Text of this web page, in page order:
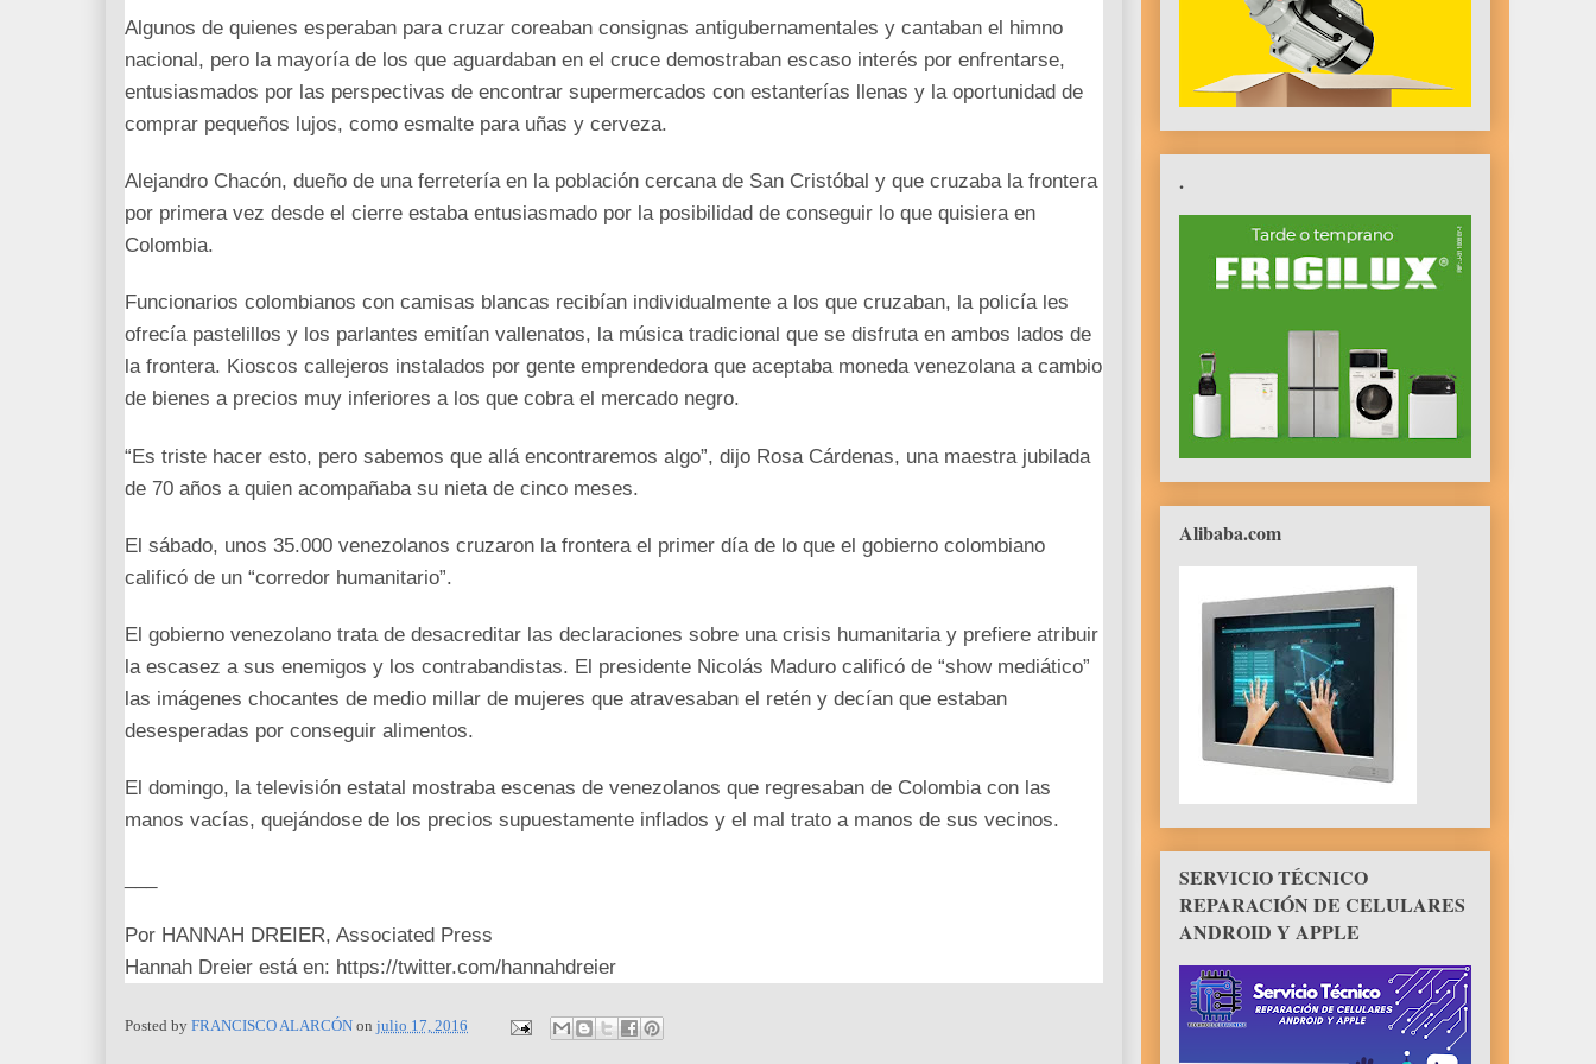
Algunos de quienes esperaban para cruzar coreaban consignas antigubernamentales y cantaban el himno
nacional, pero la mayoría de los que aguardaban en el cruce demostraban escaso interés por enfrentarse,
entusiasmados por las perspectivas de encontrar supermercados con estanterías llenas y la oportunidad de
comprar pequeños lujos, como esmalte para uñas y cerveza.
Alejandro Chacón, dueño de una ferretería en la población cercana de San Cristóbal y que cruzaba la frontera
por primera vez desde el cierre estaba entusiasmado por la posibilidad de conseguir lo que quisiera en
Colombia.
Funcionarios colombianos con camisas blancas recibían individualmente a los que cruzaban, la policía les
ofrecía pastelillos y los parlantes emitían vallenatos, la música tradicional que se disfruta en ambos lados de
la frontera. Kioscos callejeros instalados por gente emprendedora que aceptaba moneda venezolana a cambio
de bienes a precios muy inferiores a los que cobra el mercado negro.
“Es triste hacer esto, pero sabemos que allá encontraremos algo”, dijo Rosa Cárdenas, una maestra jubilada
de 70 años a quien acompañaba su nieta de cinco meses.
El sábado, unos 35.000 venezolanos cruzaron la frontera el primer día de lo que el gobierno colombiano
calificó de un “corredor humanitario”.
El gobierno venezolano trata de desacreditar las declaraciones sobre una crisis humanitaria y prefiere atribuir
la escasez a sus enemigos y los contrabandistas. El presidente Nicolás Maduro calificó de “show mediático”
las imágenes chocantes de medio millar de mujeres que atravesaban el retén y decían que estaban
desesperadas por conseguir alimentos.
El domingo, la televisión estatal mostraba escenas de venezolanos que regresaban de Colombia con las
manos vacías, quejándose de los precios supuestamente inflados y el mal trato a manos de sus vecinos.
Por HANNAH DREIER, Associated Press
Hannah Dreier está en: https://twitter.com/hannahdreier
Posted by FRANCISCO ALARCÓN on julio 17, 2016
.
Alibaba.com
SERVICIO TÉCNICO
REPARACIÓN DE CELULARES
ANDROID Y APPLE